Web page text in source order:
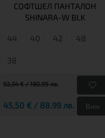
СОФТШЕЛ ПАНТАЛОН
SHINARA-W BLK
44 40 42 48
38
92,54 € / 180.99 лв.
45,50 € / 88.99 лв. Виж